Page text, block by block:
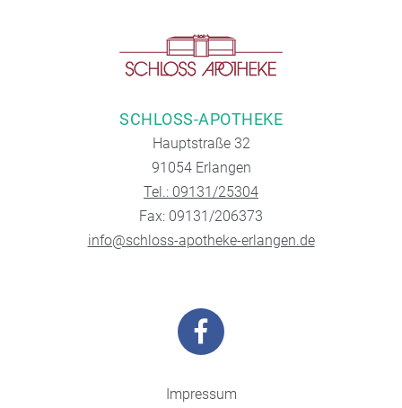
SCHLOSS-APOTHEKE
Hauptstraße 32
91054 Erlangen
Tel.: 09131/25304
Fax: 09131/206373
info@schloss-apotheke-erlangen.de
Impressum